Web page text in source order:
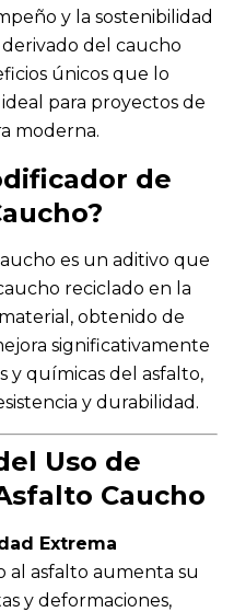
y la sostenibilidad
del caucho
únicos que lo
para proyectos de
moderna.
de
es un aditivo que
reciclado en la
obtenido de
significativamente
y químicas del asfalto,
y durabilidad.
Uso de
Caucho
Extrema
al asfalto aumenta su
y deformaciones,